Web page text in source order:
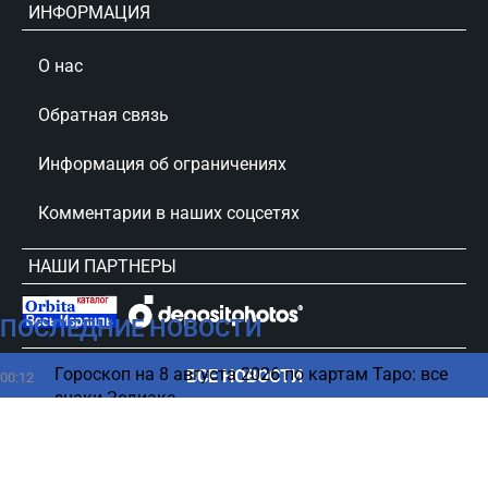
ПОСЛЕДНИЕ НОВОСТИ
00:12
Гороскоп на 8 августа 2026 по картам Таро: все
знаки Зодиака
ВСЕ НОВОСТИ
ИНФОРМАЦИЯ
О нас
Обратная связь
Информация об ограничениях
Комментарии в наших соцсетях
НАШИ ПАРТНЕРЫ
сursorinfo.co.il © Все права защищены